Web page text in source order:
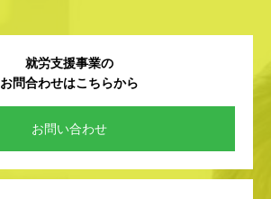
就労支援事業の
お問合わせはこちらから
お問い合わせ